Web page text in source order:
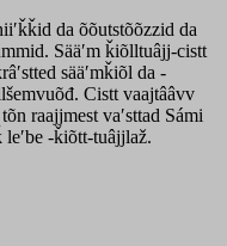
da õõutstõõzzid da
Sääʹm ǩiõlltuâjj-cistt
sääʹmǩiõl da -
Cistt vaajtââvv
raajjmest vaʹsttad Sámi
leʹbe -ǩiõtt-tuâjjlaž.